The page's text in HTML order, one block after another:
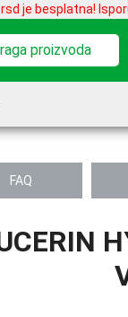
je besplatna!
FAQ